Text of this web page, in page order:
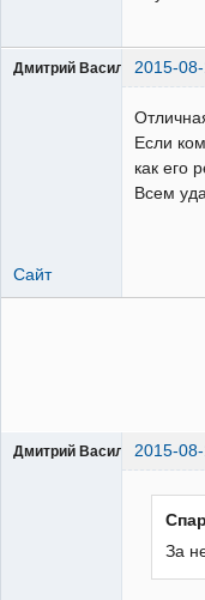
Дмитрий Василевский
2015-
Если
как его
Всем
Сайт
Дмитрий Василевский
2015-
За